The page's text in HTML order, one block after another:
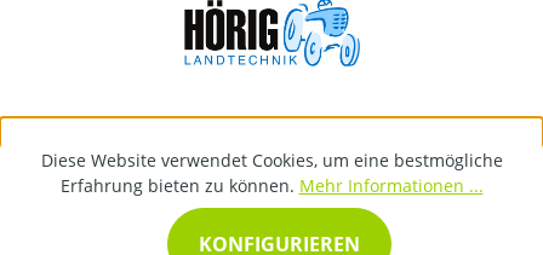
Diese Website verwendet Cookies, um eine bestmögliche
Erfahrung bieten zu können. Mehr Informationen ...
KONFIGURIEREN